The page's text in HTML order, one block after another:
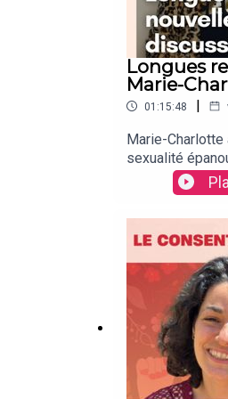
Longues
Marie-
01:15:48 |
Marie-Charlotte
sexualité
maintenir
enregistré à la
hétéros à
Désirs ?Quiz
Ferrante-